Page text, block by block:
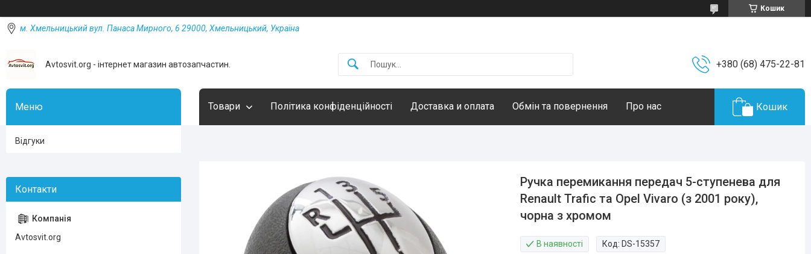
Кошик
м. Хмельницький вул. Панаса Мирного, 6 29000, Хмельницький, Україна
Avtosvit.org - інтернет магазин автозапчастин. +380 (68) 475-22-81
Товари Політика конфіденційності Доставка и оплата Обмін та повернення Про нас Кошик
Ручка перемикання передач 5-ступенева для
Renault Trafic та Opel Vivaro (з 2001 року),
чорна з хромом
В наявності Код: DS-15357
Відгуки
Avtosvit.org